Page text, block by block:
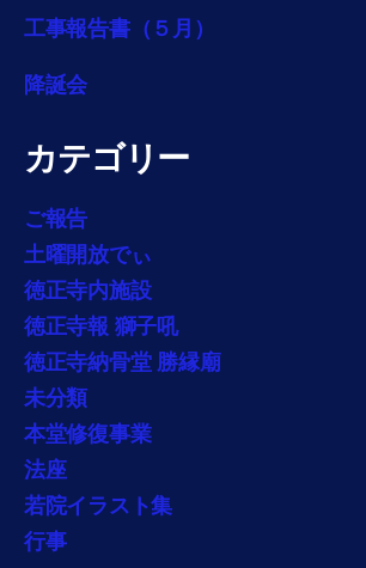
工事報告書（５月）
降誕会
カテゴリー
ご報告
土曜開放でぃ
徳正寺内施設
徳正寺報 獅子吼
徳正寺納骨堂 勝縁廟
未分類
本堂修復事業
法座
若院イラスト集
行事